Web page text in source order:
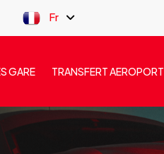
Fr
GARE TRANSFERT AEROPORT